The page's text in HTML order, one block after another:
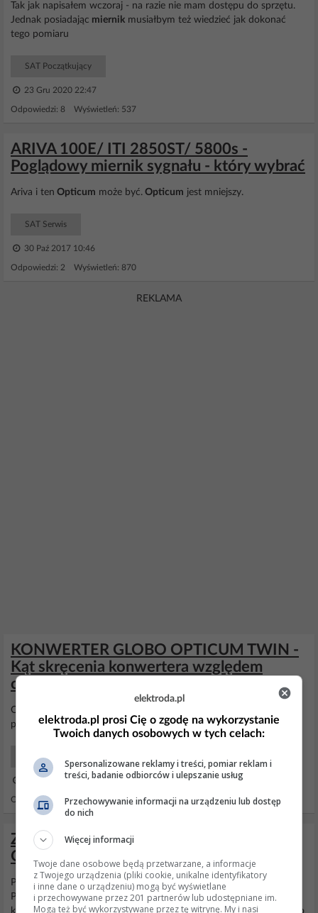
Tak jak napisałem wczoraj - na razie nie mam dostępu do sprzętu.
Jednak posiadając miernik musiałbym też wiedzieć jak dokonać
tego pomiaru
SAT Początkujący
23 Gru 2020 22:47
Odpowiedzi: 8 Wyświetleń: 537
ARIVA 100E/ ITI 2850ST/ 5800s -
Poglądowy miernik sygnału - który wybrać
Ariva i ten Opticum może być. Opticum jest mniejszy.
SAT Serwis
30 Paź 2017 10:46
Odpowiedzi: 2 Wyświetleń: 870
REKLAMA
KONWERTER GLOBO OPTICUM TWIN -
Kąt skręcenia konwertera względem
czego?
Oczywiacie kakulatory skretu mozna sobie wsadzic...tylko
pokaze prawdziwy skręt .
SAT Początkujący
03 Gru 2017 22:52
Odpowiedzi: 17 Wyświetleń: 6084
Zanikający sygnał TNK na tunerze
Opticum X80 - co może być przyczyną?
Problem rozwiązany. Dziękuję wszystkim za pomocne rady.
Przyczyną takiego zachowania się zestawu był uszkodzony
konwerter , który raz działał a raz przerywał sygnał a właściwie jego
elektroda.pl
elektroda.pl prosi Cię o zgodę na wykorzystanie
Twoich danych osobowych w tych celach:
Spersonalizowane reklamy i treści, pomiar reklam i
treści, badanie odbiorców i ulepszanie usług
Przechowywanie informacji na urządzeniu lub dostęp
do nich
Więcej informacji
Twoje dane osobowe będą przetwarzane, a informacje
z Twojego urządzenia (pliki cookie, unikalne identyfikatory
i inne dane o urządzeniu) mogą być wyświetlane
i przechowywane przez 201 partnerów lub udostępniane im.
Mogą też być wykorzystywane przez tę witrynę. My i nasi